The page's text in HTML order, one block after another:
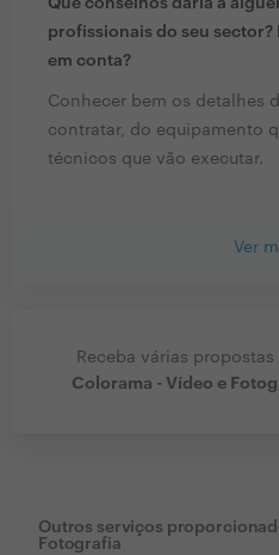
Que conselhos daria a
profissionais do seu
em conta?
Conhecer bem os detalhes
contratar, do equipamento
técnicos que vão executar.
Ver
Receba várias
Colorama - Vídeo e
Outros serviços
Fotografia